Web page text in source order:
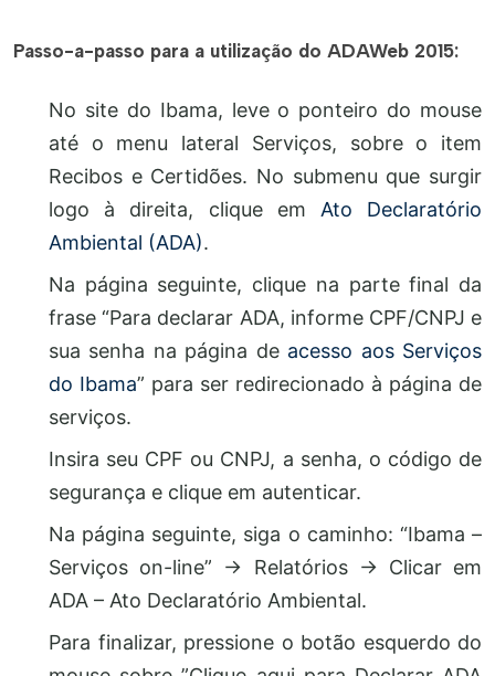
Passo-a-passo para a utilização do ADAWeb 2015:
No site do Ibama, leve o ponteiro do mouse
até o menu lateral Serviços, sobre o item
Recibos e Certidões. No submenu que surgir
logo à direita, clique em
Ato Declaratório
Ambiental (ADA).
Na página seguinte, clique na parte final da
frase “Para declarar ADA, informe CPF/CNPJ e
sua senha na página de acesso aos Serviços
do Ibama” para ser redirecionado à página de
serviços.
Insira seu CPF ou CNPJ, a senha, o código de
segurança e clique em autenticar.
Na página seguinte, siga o caminho: “Ibama –
Serviços on-line” → Relatórios → Clicar em
ADA – Ato Declaratório Ambiental.
Para finalizar, pressione o botão esquerdo do